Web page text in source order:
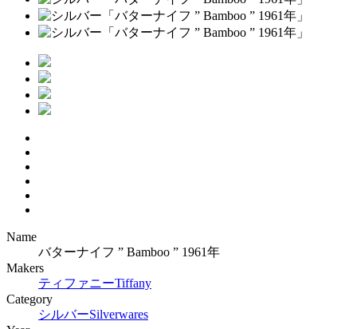
Name
バターナイフ ” Bamboo ” 1961年
Makers
ティファニーTiffany
Category
シルバーSilverwares